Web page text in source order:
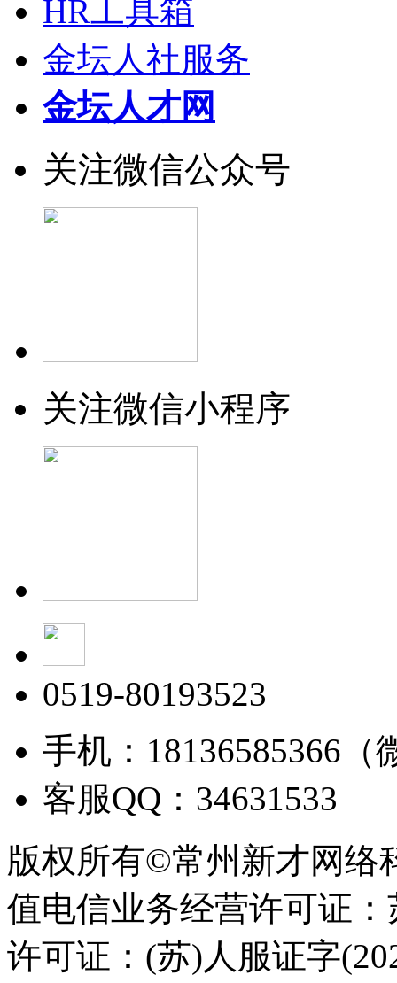
HR工具箱
金坛人社服务
金坛人才网
关注微信公众号
关注微信小程序
0519-80193523
手机：18136585366（
客服QQ：34631533
版权所有©常州新才网络
值电信业务经营许可证
许可证：(苏)人服证字